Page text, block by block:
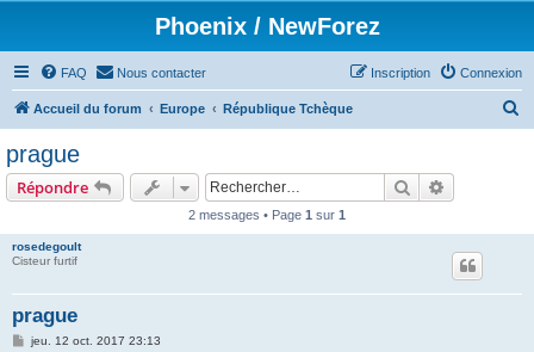
Phoenix / NewForez
FAQ Nous contacter Connexion
Inscription
Accueil du forum Europe République Tchèque
prague
Répondre Rechercher
2 messages • Page 1 sur 1
rosedegoult
Cisteur furtif
prague
Mjeu. 12 oct. 2017 23:13